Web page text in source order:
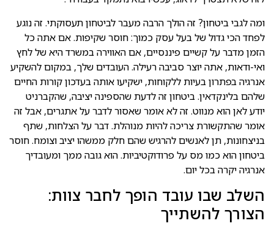
ומה לגבי ביטחון? זה הולך הרבה מעבר לביטחון תעסוקתי. זה נוגע
לפחד הכי גדול של בעל עסק כמוך: חוסר שקיפות. אם אתה כל
הזמן מדבר על קשיים פיננסיים, אם האווירה במשרד היא של לחץ
ואי-ודאות, אתה יוצר סביבה רעילה. העובדים שלך, במקום להשקיע
אנרגיה בפתרון בעיות ללקוחות, ישקיעו אותה בעדכון קורות החיים
שלהם בלינקדאין. ביטחון זה לדעת שהספינה יציבה, שהקברניט
יודע לאן הוא מנווט. זה לא אומר שאסור לדבר על אתגרים, אבל זה
אומר שהתקשורת צריכה להיות מנוהלת. דבר על הצלחות, שתף
בניצחונות, תן לאנשים להרגיש שהם חלק ממשהו יציב וצומח. חוסר
ביטחון הוא כמו מס על פרודוקטיביות. הוא גובה ממך ומעובדיך
אנרגיה יקרה בכל יום.
השלב שבו עובד הופך לחבר צוות:
הצורך להשתייך